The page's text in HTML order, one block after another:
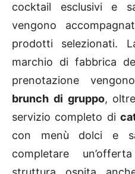
cocktail esclusivi e
vengono
prodotti selezionati.
marchio di fabbrica
prenotazione
brunch di gruppo,
servizio completo di
con menù dolci e
completare